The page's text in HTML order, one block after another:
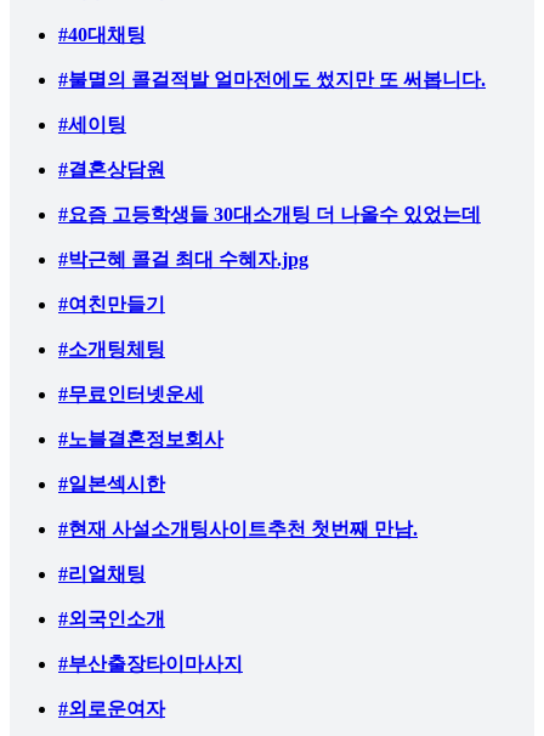
#40대채팅
#불멸의 콜걸적발 얼마전에도 썼지만 또 써봅니다.
#세이팅
#결혼상담원
#요즘 고등학생들 30대소개팅 더 나올수 있었는데
#박근혜 콜걸 최대 수혜자.jpg
#여친만들기
#소개팅체팅
#무료인터넷운세
#노블결혼정보회사
#일본섹시한
#현재 사설소개팅사이트추천 첫번째 만남.
#리얼채팅
#외국인소개
#부산출장타이마사지
#외로운여자